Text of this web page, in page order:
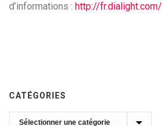
d’informations : http://fr.dialight.com/
CATÉGORIES
Catégories